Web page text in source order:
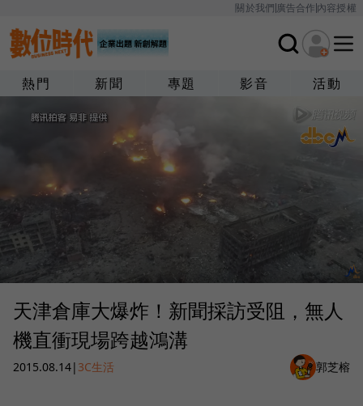
關於我們廣告合作內容授權
熱門 新聞 專題 影音 活動
天津倉庫大爆炸！新聞採訪受阻，無人
機直衝現場跨越鴻溝
2015.08.14| 3C生活 郭芝榕